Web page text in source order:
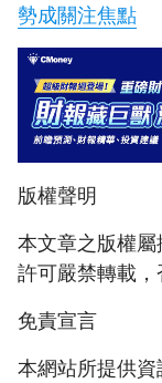
勢成關注焦點
版權聲明
本文章之版權
許可嚴禁轉載，
免責宣言
本網站所提供